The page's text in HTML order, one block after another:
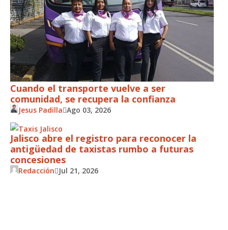
Cuando el transporte vuelve a ser
comunidad, se recupera la confianza
Jesus Padilla Ago 03, 2026
Jalisco abre el registro para reconocer la
antigüedad de taxistas rumbo a futuras
concesiones
Redacción Jul 21, 2026